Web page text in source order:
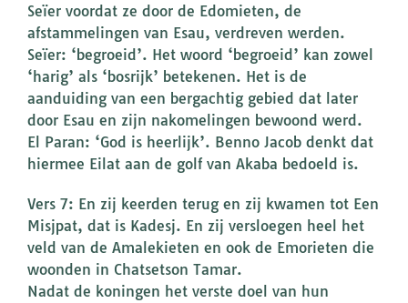
Seïer voordat ze door de Edomieten, de
afstammelingen van Esau, verdreven werden.
Seïer: ‘begroeid’. Het woord ‘begroeid’ kan zowel
‘harig’ als ‘bosrijk’ betekenen. Het is de
aanduiding van een bergachtig gebied dat later
door Esau en zijn nakomelingen bewoond werd.
El Paran: ‘God is heerlijk’. Benno Jacob denkt dat
hiermee Eilat aan de golf van Akaba bedoeld is.
Vers 7: En zij keerden terug en zij kwamen tot Een
Misjpat, dat is Kadesj. En zij versloegen heel het
veld van de Amalekieten en ook de Emorieten die
woonden in Chatsetson Tamar.
Nadat de koningen het verste doel van hun